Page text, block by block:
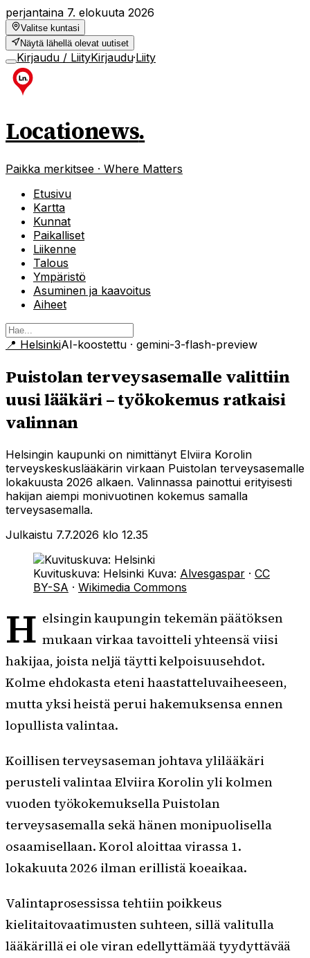
perjantaina 7. elokuuta 2026
Valitse kuntasi
Näytä lähellä olevat uutiset
Kirjaudu / LiityKirjaudu·Liity
Locationews.
Paikka merkitsee · Where Matters
Etusivu
Kartta
Kunnat
Paikalliset
Liikenne
Talous
Ympäristö
Asuminen ja kaavoitus
Aiheet
📍 HelsinkiAI-koostettu · gemini-3-flash-preview
Puistolan terveysasemalle valittiin
uusi lääkäri – työkokemus ratkaisi
valinnan
Helsingin kaupunki on nimittänyt Elviira Korolin
terveyskeskuslääkärin virkaan Puistolan terveysasemalle
lokakuusta 2026 alkaen. Valinnassa painottui erityisesti
hakijan aiempi monivuotinen kokemus samalla
terveysasemalla.
Julkaistu 7.7.2026 klo 12.35
Kuvituskuva: Helsinki Kuva: Alvesgaspar · CC
BY-SA · Wikimedia Commons
H elsingin kaupungin tekemän päätöksen
mukaan virkaa tavoitteli yhteensä viisi
hakijaa, joista neljä täytti kelpoisuusehdot.
Kolme ehdokasta eteni haastatteluvaiheeseen,
mutta yksi heistä perui hakemuksensa ennen
lopullista valintaa.
Koillisen terveysaseman johtava ylilääkäri
perusteli valintaa Elviira Korolin yli kolmen
vuoden työkokemuksella Puistolan
terveysasemalla sekä hänen monipuolisella
osaamisellaan. Korol aloittaa virassa 1.
lokakuuta 2026 ilman erillistä koeaikaa.
Valintaprosessissa tehtiin poikkeus
kielitaitovaatimusten suhteen, sillä valitulla
lääkärillä ei ole viran edellyttämää tyydyttävää